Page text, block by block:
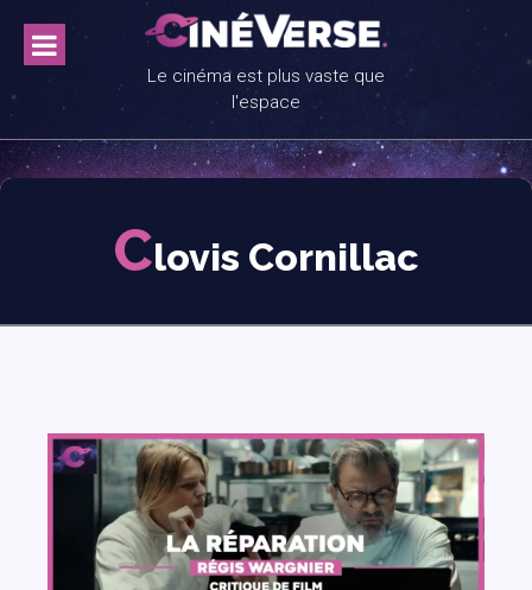
content
Le cinéma est plus vaste que
l'espace
Clovis Cornillac